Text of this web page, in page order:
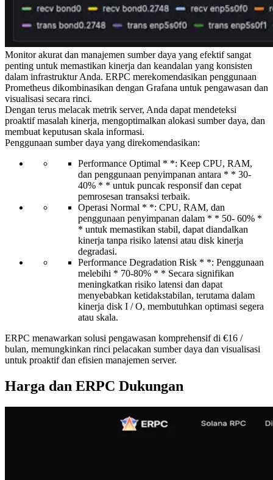
Monitor akurat dan manajemen sumber daya yang efektif sangat
penting untuk memastikan kinerja dan keandalan yang konsisten
dalam infrastruktur Anda. ERPC merekomendasikan penggunaan
Prometheus dikombinasikan dengan Grafana untuk pengawasan dan
visualisasi secara rinci.
Dengan terus melacak metrik server, Anda dapat mendeteksi
proaktif masalah kinerja, mengoptimalkan alokasi sumber daya, dan
membuat keputusan skala informasi.
Penggunaan sumber daya yang direkomendasikan:
Performance Optimal * *: Keep CPU, RAM,
dan penggunaan penyimpanan antara * * 30-
40% * * untuk puncak responsif dan cepat
pemrosesan transaksi terbaik.
Operasi Normal * *: CPU, RAM, dan
penggunaan penyimpanan dalam * * 50- 60% *
* untuk memastikan stabil, dapat diandalkan
kinerja tanpa risiko latensi atau disk kinerja
degradasi.
Performance Degradation Risk * *: Penggunaan
melebihi * 70-80% * * Secara signifikan
meningkatkan risiko latensi dan dapat
menyebabkan ketidakstabilan, terutama dalam
kinerja disk I / O, membutuhkan optimasi segera
atau skala.
ERPC menawarkan solusi pengawasan komprehensif di €16 /
bulan, memungkinkan rinci pelacakan sumber daya dan visualisasi
untuk proaktif dan efisien manajemen server.
Harga dan ERPC Dukungan